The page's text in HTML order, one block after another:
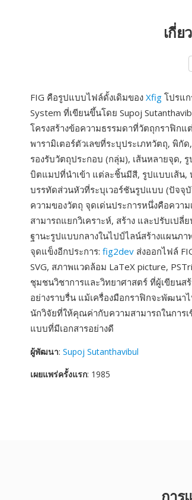
เกี่
FIG คือรูปแบบไฟล์ดั้งเดิมของ Xfig โปรแ
System ที่เขียนขึ้นโดย Supoj
โครงสร้างข้อความธรรมดาที่วัตถุกราฟิก
พารามิเตอร์ตัวเลขที่ระบุประเภทวัตถุ, พิ
รองรับวัตถุประกอบ (กลุ่ม), เส้นหลายจุด,
บิตแมปที่นำเข้า แต่ละชิ้นมีสี, รูปแบบเส้น,
บรรทัดส่วนหัวที่ระบุเวอร์ชันรูปแบบ (ปัจจุ
ความของวัตถุ จุดเด่นประการหนึ่งคือคว
สามารถแยกวิเคราะห์, สร้าง และปรับเป
ฐานะรูปแบบกลางในไปป์ไลน์สร้างแผนภ
จุดแข็งอีกประการ: fig2dev ส่งออกไฟล์
SVG, สภาพแวดล้อม LaTeX picture,
ชุมชนวิชาการและวิทยาศาสตร์ ที่ผู้เขียน
อย่างราบรื่น แม้เครื่องมือกราฟิกจะพัฒนา
นักวิจัยที่ให้คุณค่ากับความสามารถในการ
แบบที่มีเอกสารอย่างดี
ผู้พัฒนา: Supoj Sutanthavibul
เผยแพร่ครั้งแรก: 1985